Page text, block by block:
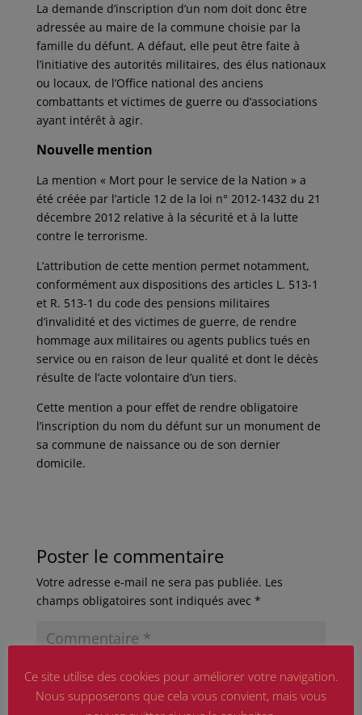
La demande d’inscription d’un nom doit donc être
adressée au maire de la commune choisie par la
famille du défunt. A défaut, elle peut être faite à
l’initiative des autorités militaires, des élus nationaux
ou locaux, de l’Office national des anciens
combattants et victimes de guerre ou d’associations
ayant intérêt à agir.
Nouvelle mention
La mention « Mort pour le service de la Nation » a
été créée par l’article 12 de la loi n° 2012-1432 du 21
décembre 2012 relative à la sécurité et à la lutte
contre le terrorisme.
L’attribution de cette mention permet notamment,
conformément aux dispositions des articles L. 513-1
et R. 513-1 du code des pensions militaires
d’invalidité et des victimes de guerre, de rendre
hommage aux militaires ou agents publics tués en
service ou en raison de leur qualité et dont le décès
résulte de l’acte volontaire d’un tiers.
Cette mention a pour effet de rendre obligatoire
l’inscription du nom du défunt sur un monument de
sa commune de naissance ou de son dernier
domicile.
Poster le commentaire
Votre adresse e-mail ne sera pas publiée. Les
champs obligatoires sont indiqués avec *
Ce site utilise des cookies pour améliorer votre navigation.
Nous supposerons que cela vous convient, mais vous